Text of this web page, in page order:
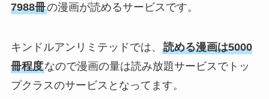
7988冊の漫画が読めるサービスです。
キンドルアンリミテッドでは、 読める漫画は5000
冊程度なので漫画の量は読み放題サービスでトッ
プクラスのサービスとなってます。